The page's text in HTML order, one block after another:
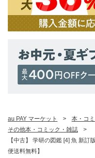
au PAY マーケット > 本・コ
その他本・コミック・雑誌
>
【中古】 学研の図鑑 [4] 魚 新訂
便送料無料】